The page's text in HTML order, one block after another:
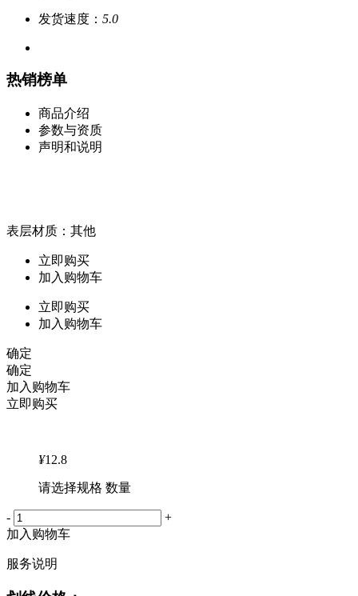
发货速度： 5.0
热销榜单
商品介绍
参数与资质
声明和说明
表层材质：其他
立即购买
加入购物车
立即购买
加入购物车
确定
确定
加入购物车
立即购买
¥12.8
请选择规格 数量
-
+
加入购物车
服务说明